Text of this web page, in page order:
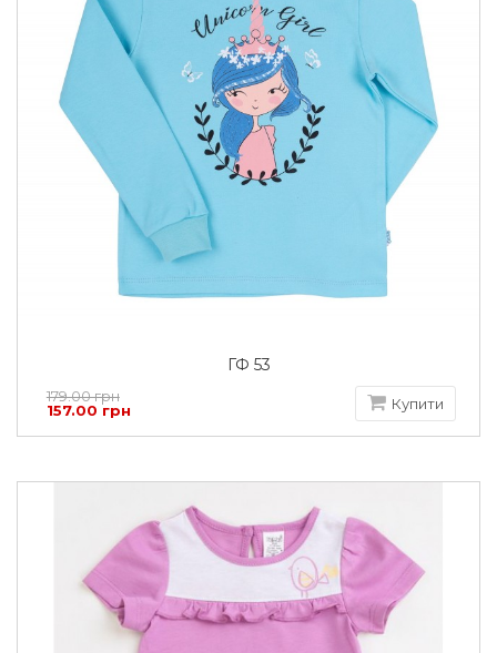
ГФ 53
179.00 грн
157.00 грн
Купити